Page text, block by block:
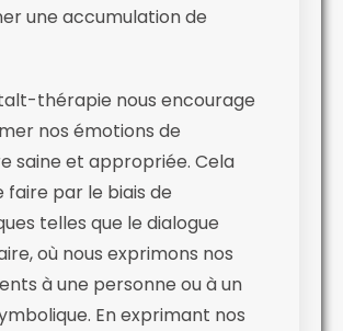
une accumulation de
thérapie nous encourage
nos émotions de
saine et appropriée. Cela
faire par le biais de
telles que le dialogue
où nous exprimons nos
à une personne ou à un
En exprimant nos